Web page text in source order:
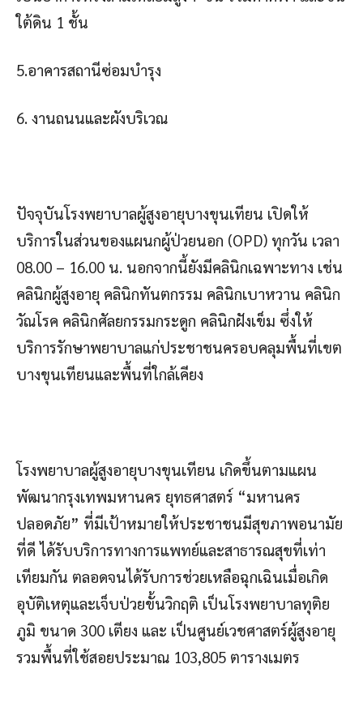
ใต้ดิน 1 ชั้น
5.อาคารสถานีซ่อมบำรุง
6. งานถนนและผังบริเวณ
ปัจจุบันโรงพยาบาลผู้สูงอายุบางขุนเทียน เปิดให้
บริการในส่วนของแผนกผู้ป่วยนอก (OPD) ทุกวัน เวลา
08.00 – 16.00 น. นอกจากนี้ยังมีคลินิกเฉพาะทาง เช่น
คลินิกผู้สูงอายุ คลินิกทันตกรรม คลินิกเบาหวาน คลินิก
วัณโรค คลินิกศัลยกรรมกระดูก คลินิกฝังเข็ม ซึ่งให้
บริการรักษาพยาบาลแก่ประชาชนครอบคลุมพื้นที่เขต
บางขุนเทียนและพื้นที่ใกล้เคียง
โรงพยาบาลผู้สูงอายุบางขุนเทียน เกิดขึ้นตามแผน
พัฒนากรุงเทพมหานคร ยุทธศาสตร์ “มหานคร
ปลอดภัย” ที่มีเป้าหมายให้ประชาชนมีสุขภาพอนามัย
ที่ดี ได้รับบริการทางการแพทย์และสาธารณสุขที่เท่า
เทียมกัน ตลอดจนได้รับการช่วยเหลือฉุกเฉินเมื่อเกิด
อุบัติเหตุและเจ็บป่วยขั้นวิกฤติ เป็นโรงพยาบาลทุติย
ภูมิ ขนาด 300 เตียง และ เป็นศูนย์เวชศาสตร์ผู้สูงอายุ
รวมพื้นที่ใช้สอยประมาณ 103,805 ตารางเมตร